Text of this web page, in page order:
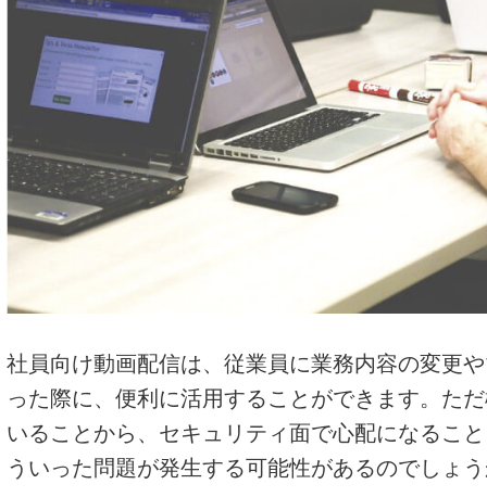
社員向け動画配信は、従業員に業務内容の変更
った際に、便利に活用することができます。た
いることから、セキュリティ面で心配になるこ
ういった問題が発生する可能性があるのでしょ